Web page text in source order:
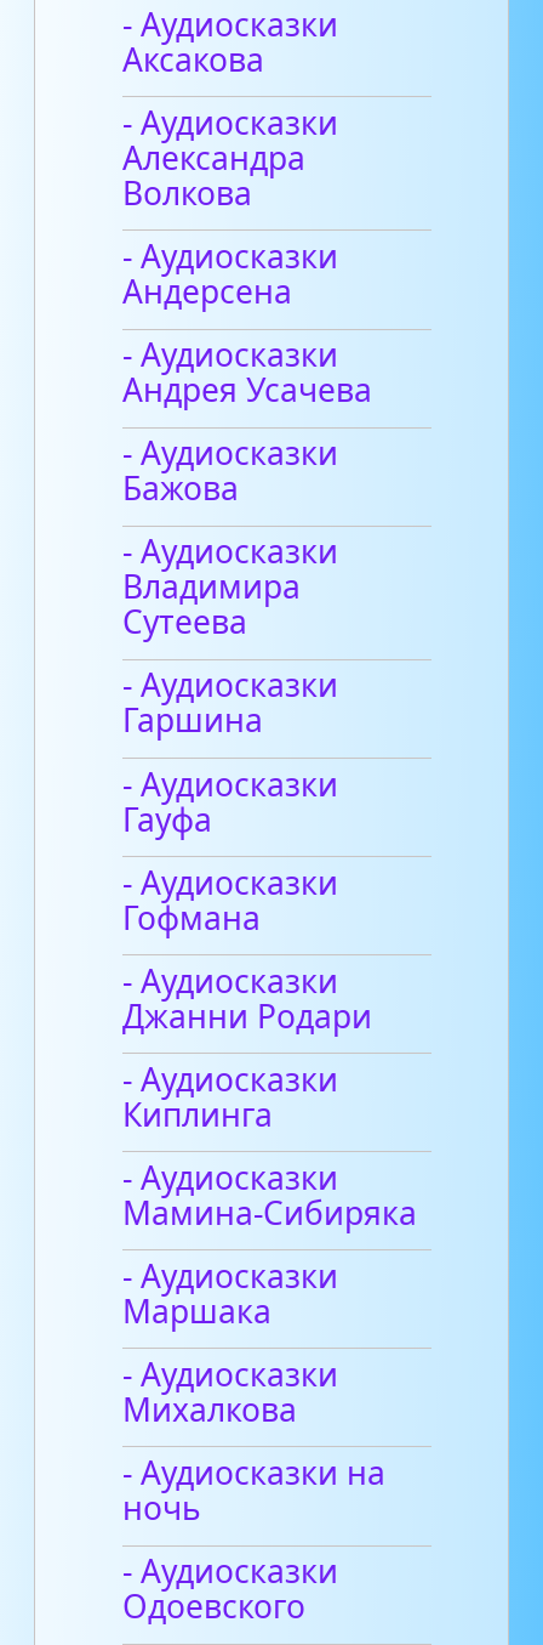
- Аудиосказки
Аксакова
- Аудиосказки
Александра
Волкова
- Аудиосказки
Андерсена
- Аудиосказки
Андрея Усачева
- Аудиосказки
Бажова
- Аудиосказки
Владимира
Сутеева
- Аудиосказки
Гаршина
- Аудиосказки
Гауфа
- Аудиосказки
Гофмана
- Аудиосказки
Джанни Родари
- Аудиосказки
Киплинга
- Аудиосказки
Мамина-Сибиряка
- Аудиосказки
Маршака
- Аудиосказки
Михалкова
- Аудиосказки на
ночь
- Аудиосказки
Одоевского